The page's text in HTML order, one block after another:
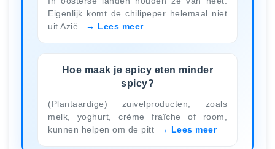
Eigenlijk komt de chilipeper helemaal niet
uit Azië.
Lees meer
Hoe maak je spicy eten minder
spicy?
(Plantaardige) zuivelproducten, zoals
melk, yoghurt, crème fraîche of room,
kunnen helpen om de pitt
Lees meer